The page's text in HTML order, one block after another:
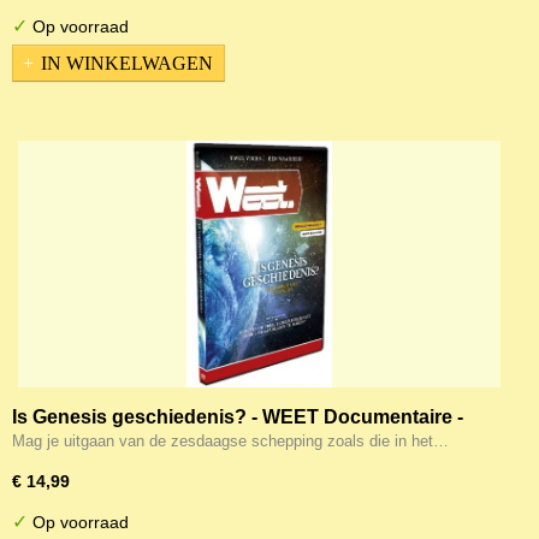
✓ Op voorraad
IN WINKELWAGEN
Is Genesis geschiedenis? - WEET Documentaire -
Zoeken naar bewijs (DVD)
Mag je uitgaan van de zesdaagse schepping zoals die in het…
€ 14,99
✓ Op voorraad